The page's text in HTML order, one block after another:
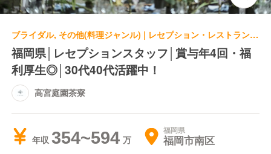
ブライダル, その他(料理ジャンル) | レセプション・レストランレセプション | 高宮庭園茶寮
福岡県│レセプションスタッフ│賞与年4回・福
利厚生◎│30代40代活躍中！
高宮庭園茶寮
年収 354~594 福岡県
福岡市南区